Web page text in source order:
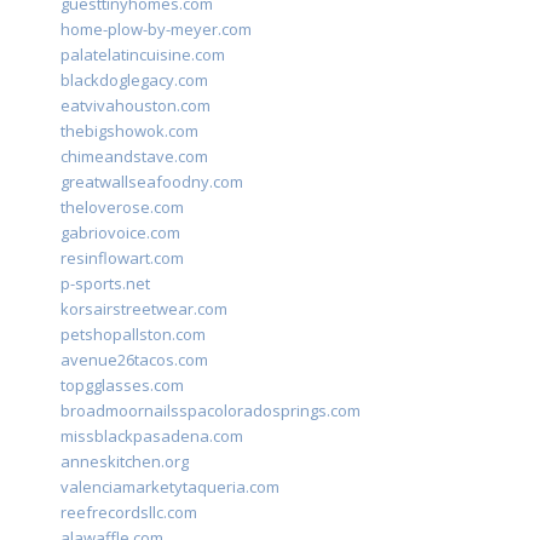
home-plow-by-meyer.com
palatelatincuisine.com
blackdoglegacy.com
eatvivahouston.com
thebigshowok.com
chimeandstave.com
greatwallseafoodny.com
theloverose.com
gabriovoice.com
resinflowart.com
p-sports.net
korsairstreetwear.com
petshopallston.com
avenue26tacos.com
topgglasses.com
broadmoornailsspacoloradosprings.com
missblackpasadena.com
anneskitchen.org
valenciamarketytaqueria.com
reefrecordsllc.com